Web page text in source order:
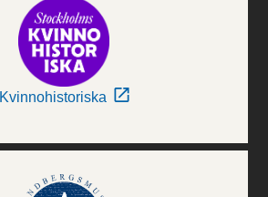
Kvinnohistoriska